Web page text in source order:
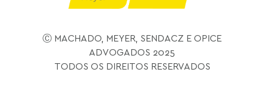
Ⓒ MACHADO, MEYER, SENDACZ E OPICE
ADVOGADOS 2025
TODOS OS DIREITOS RESERVADOS